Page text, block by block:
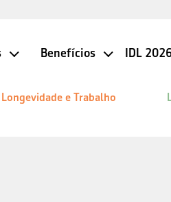
Benefícios IDL
Longevidade e Trabalho